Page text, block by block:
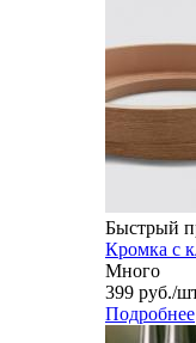
Быстрый
Кромка с
Много
399 руб./
Подробнее